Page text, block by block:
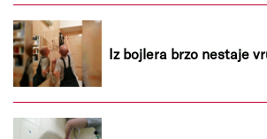
Iz bojlera brzo nestaje